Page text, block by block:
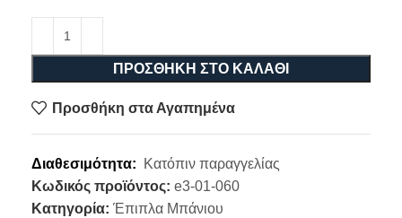
ΠΡΟΣΘΉΚΗ ΣΤΟ ΚΑΛΆΘΙ
Προσθήκη στα Αγαπημένα
Διαθεσιμότητα:
Κατόπιν παραγγελίας
Κωδικός προϊόντος: e3-01-060
Κατηγορία: Έπιπλα Μπάνιου